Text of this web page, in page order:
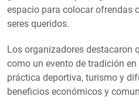
espacio para colocar ofrendas
seres queridos.
Los organizadores destacaron
como un evento de tradición
práctica deportiva, turismo y
beneficios económicos y